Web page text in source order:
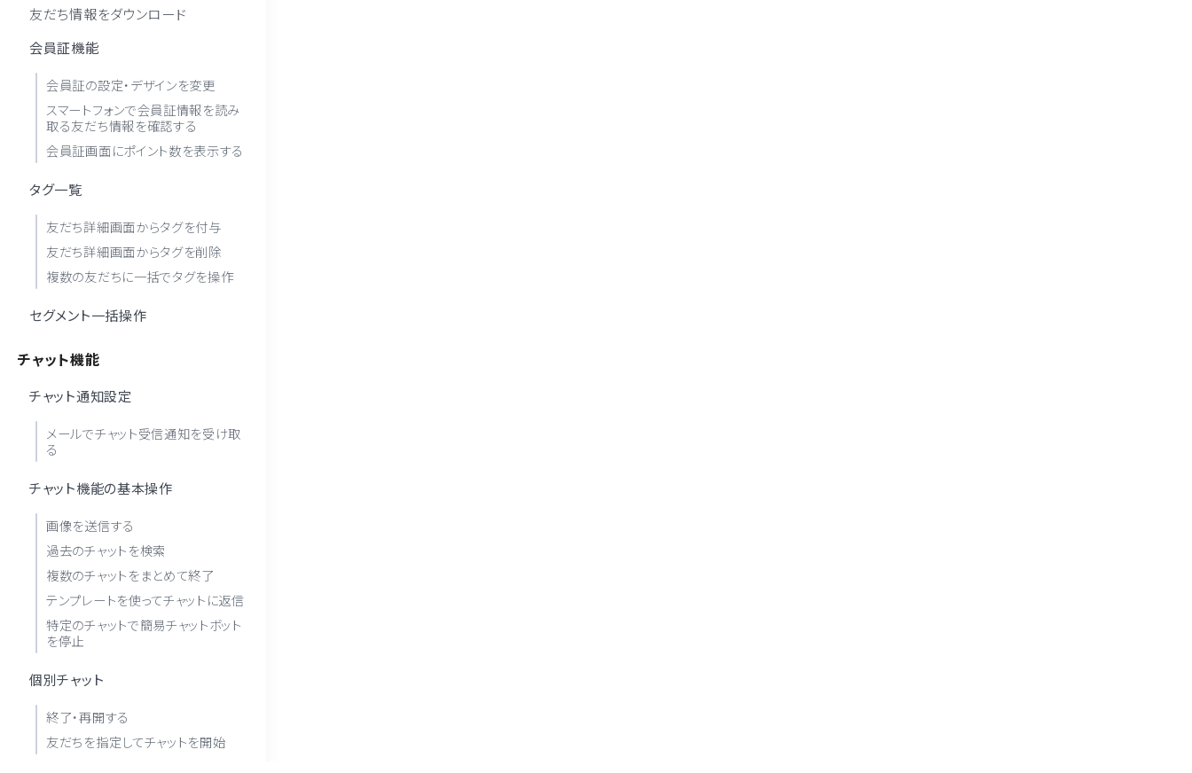
友だち情報をダウンロード
会員証機能
会員証の設定・デザインを変更
スマートフォンで会員証情報を読み
取る友だち情報を確認する
会員証画面にポイント数を表示する
タグ一覧
友だち詳細画面からタグを付与
友だち詳細画面からタグを削除
複数の友だちに一括でタグを操作
セグメント一括操作
チャット機能
チャット通知設定
メールでチャット受信通知を受け取
る
チャット機能の基本操作
画像を送信する
過去のチャットを検索
複数のチャットをまとめて終了
テンプレートを使ってチャットに返信
特定のチャットで簡易チャットボット
を停止
個別チャット
終了・再開する
友だちを指定してチャットを開始